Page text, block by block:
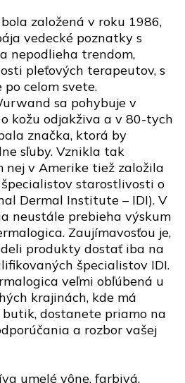
bola založená v roku 1986,
vedecké poznatky s
nepodlieha trendom,
pleťových terapeutov, s
celom svete.
sa pohybuje v
kožu odjakživa a v 80-tych
značka, ktorá by
sľuby. Vznikla tak
nej v Amerike tiež založila
starostlivosti o
Dermal Institute – IDI). V
neustále prebieha výskum
Zaujímavosťou je,
produkty dostať iba na
špecialistov IDI.
veľmi obľúbená u
krajinách, kde má
dostanete priamo na
a rozbor vašej
umelé vône, farbivá,